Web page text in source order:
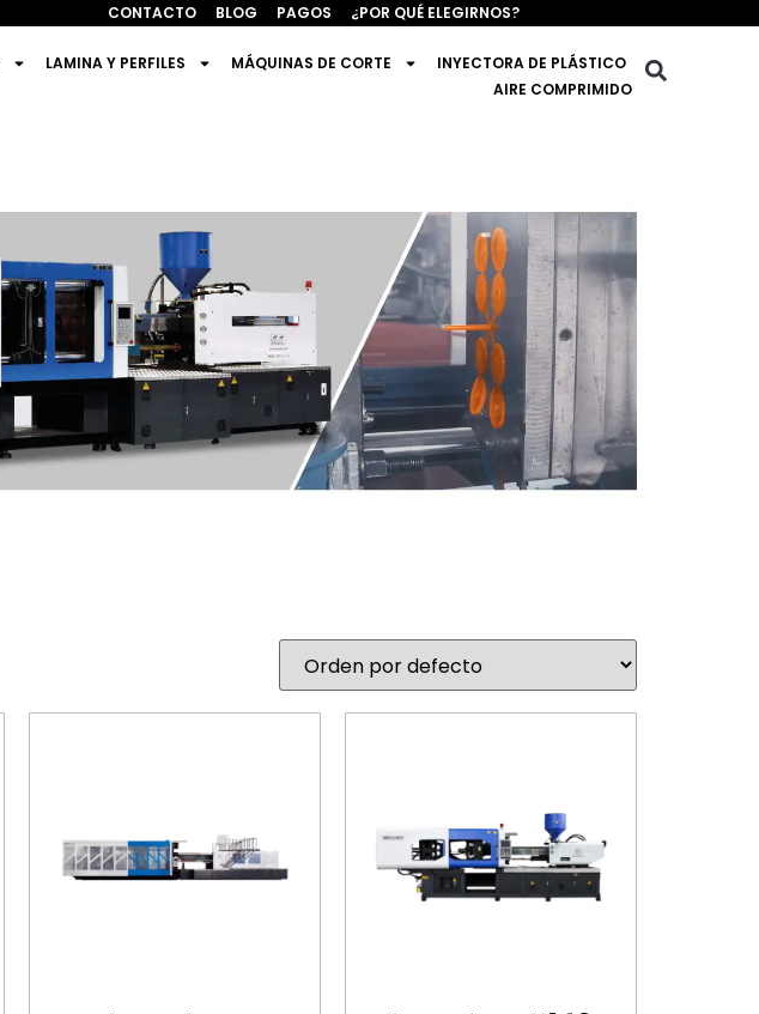
CONTACTO BLOG PAGOS ¿POR QUÉ ELEGIRNOS?
LAMINA Y PERFILES MÁQUINAS DE CORTE
INYECTORA DE PLÁSTICO
AIRE COMPRIMIDO